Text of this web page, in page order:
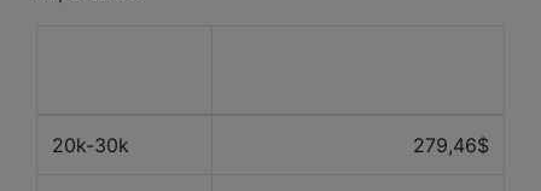
20k-30k 279,46$